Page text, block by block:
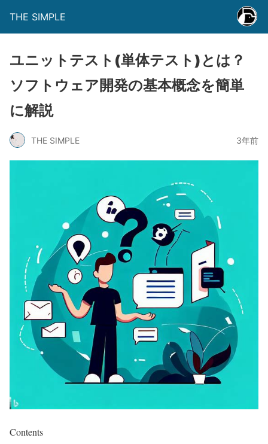
THE SIMPLE
ユニットテスト(単体テスト)とは？
ソフトウェア開発の基本概念を簡単
に解説
THE SIMPLE 3年前
Contents